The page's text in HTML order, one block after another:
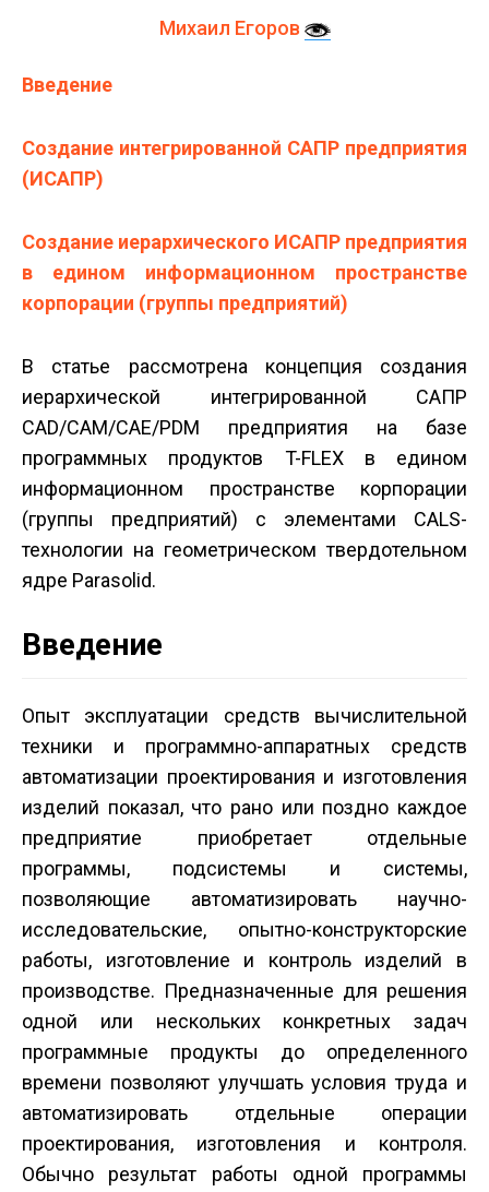
Михаил Егоров
Введение
Создание интегрированной САПР предприятия
(ИСАПР)
Создание иерархического ИСАПР предприятия
в едином информационном пространстве
корпорации (группы предприятий)
В статье рассмотрена концепция создания
иерархической интегрированной САПР
CAD/CAM/CAE/PDM предприятия на базе
программных продуктов T-FLEX в едином
информационном пространстве корпорации
(группы предприятий) с элементами CALS-
технологии на геометрическом твердотельном
ядре Parasolid.
Введение
Опыт эксплуатации средств вычислительной
техники и программно-аппаратных средств
автоматизации проектирования и изготовления
изделий показал, что рано или поздно каждое
предприятие приобретает отдельные
программы, подсистемы и системы,
позволяющие автоматизировать научно-
исследовательские, опытно-конструкторские
работы, изготовление и контроль изделий в
производстве. Предназначенные для решения
одной или нескольких конкретных задач
программные продукты до определенного
времени позволяют улучшать условия труда и
автоматизировать отдельные операции
проектирования, изготовления и контроля.
Обычно результат работы одной программы